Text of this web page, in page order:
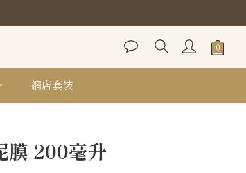
網店套裝
膜 200毫升